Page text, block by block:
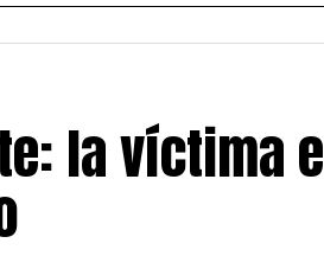
donde además hay más
la víctima